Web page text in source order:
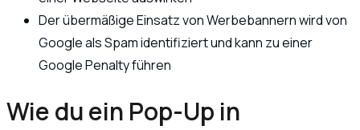
Der übermäßige Einsatz von Werbebannern wird von
Google als Spam identifiziert und kann zu einer
Google Penalty führen
Wie du ein Pop-Up in